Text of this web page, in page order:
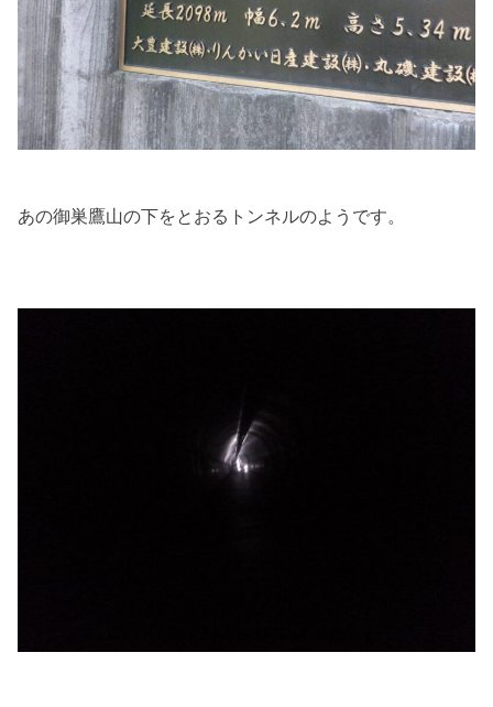
あの御巣鷹山の下をとおるトンネルのようです。